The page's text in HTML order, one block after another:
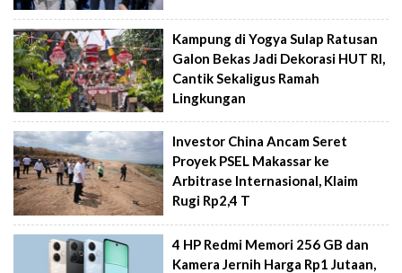
Kampung di Yogya Sulap Ratusan
Galon Bekas Jadi Dekorasi HUT RI,
Cantik Sekaligus Ramah
Lingkungan
Investor China Ancam Seret
Proyek PSEL Makassar ke
Arbitrase Internasional, Klaim
Rugi Rp2,4 T
4 HP Redmi Memori 256 GB dan
Kamera Jernih Harga Rp1 Jutaan,